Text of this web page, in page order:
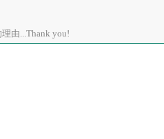
由...Thank you!